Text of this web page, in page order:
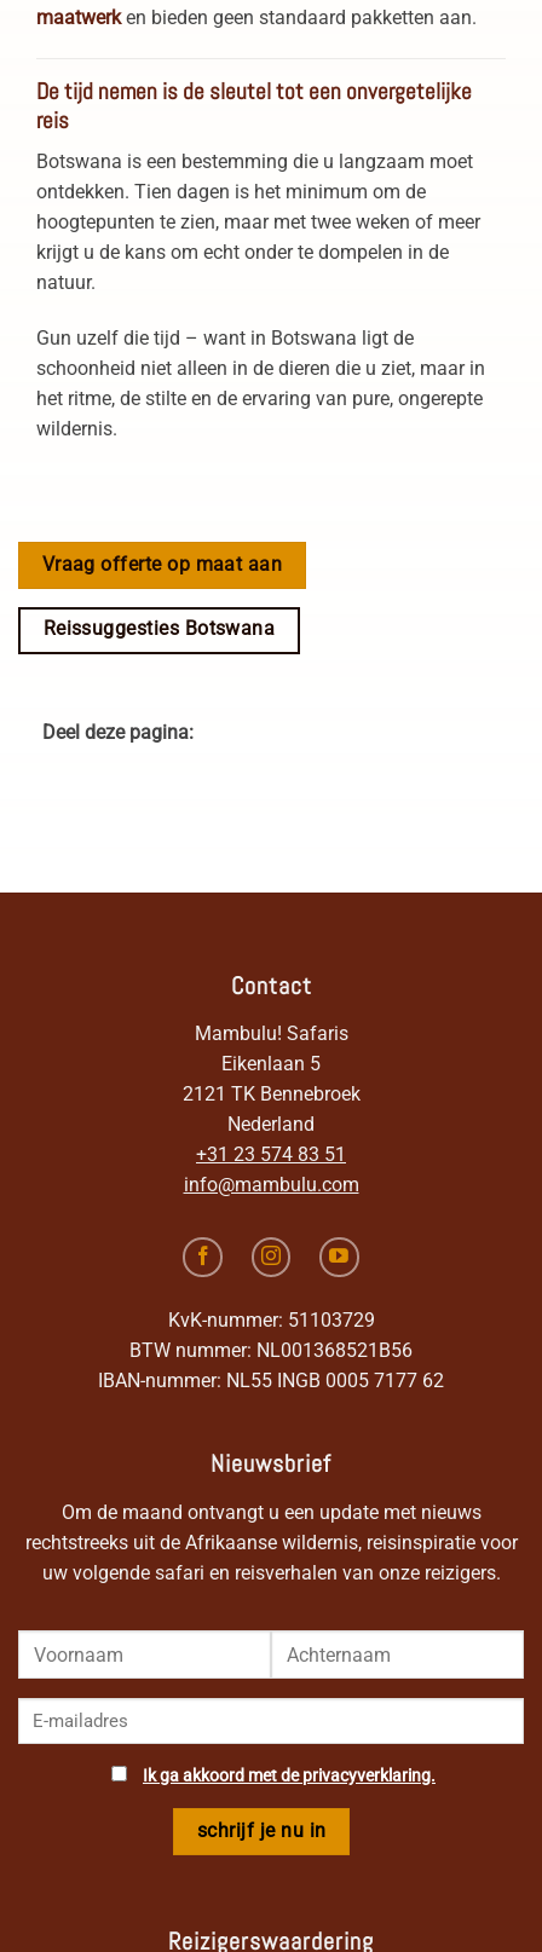
maatwerken bieden geen standaard pakketten aan.
De tijd nemen is de sleutel tot een onvergetelijke
reis
Botswana is een bestemming die u langzaam moet
ontdekken. Tien dagen is het minimum om de
hoogtepunten te zien, maar met twee weken of meer
krijgt u de kans om echt onder te dompelen in de
natuur.
Gun uzelf die tijd – want in Botswana ligt de
schoonheid niet alleen in de dieren die u ziet, maar in
het ritme, de stilte en de ervaring van pure, ongerepte
wildernis.
Vraag offerte op maat aan
Reissuggesties Botswana
Deel deze pagina:
Contact
Mambulu! Safaris
Eikenlaan 5
2121 TK Bennebroek
Nederland
+31 23 574 83 51
info@mambulu.com
KvK-nummer: 51103729
BTW nummer: NL001368521B56
IBAN-nummer: NL55 INGB 0005 7177 62
Nieuwsbrief
Om de maand ontvangt u een update met nieuws
rechtstreeks uit de Afrikaanse wildernis, reisinspiratie voor
uw volgende safari en reisverhalen van onze reizigers.
Ik ga akkoord met de privacyverklaring.
Reizigerswaardering